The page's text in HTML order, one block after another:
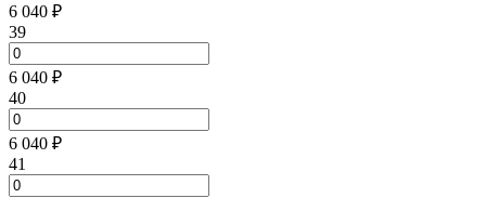
6 040 ₽
39
6 040 ₽
40
6 040 ₽
41